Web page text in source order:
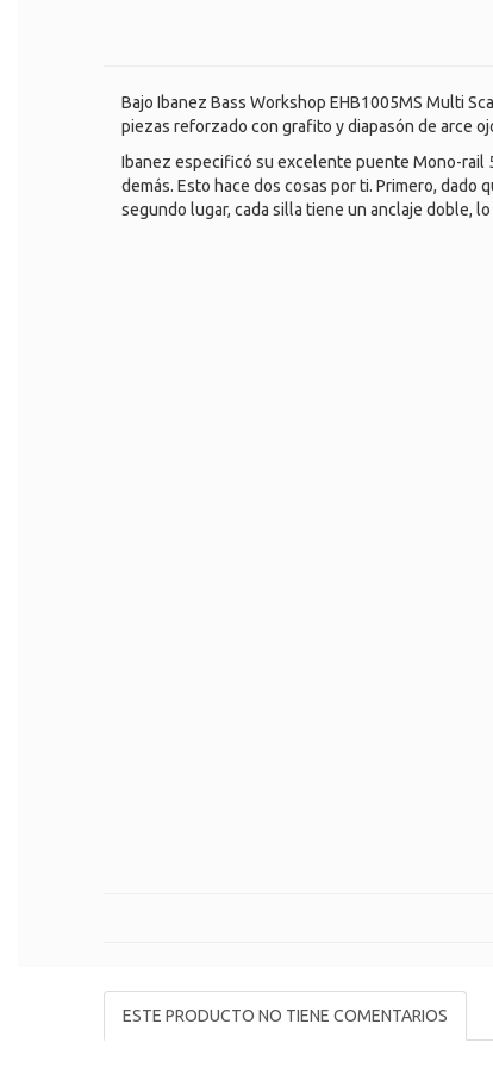
Bajo Ibanez Bass Workshop EHB1005MS Multi
piezas reforzado con grafito y diapasón de arce
Ibanez especificó su excelente puente Mono-rail
demás. Esto hace dos cosas por ti. Primero,
segundo lugar, cada silla tiene un anclaje doble,
ESTE PRODUCTO NO TIENE COMENTARIOS